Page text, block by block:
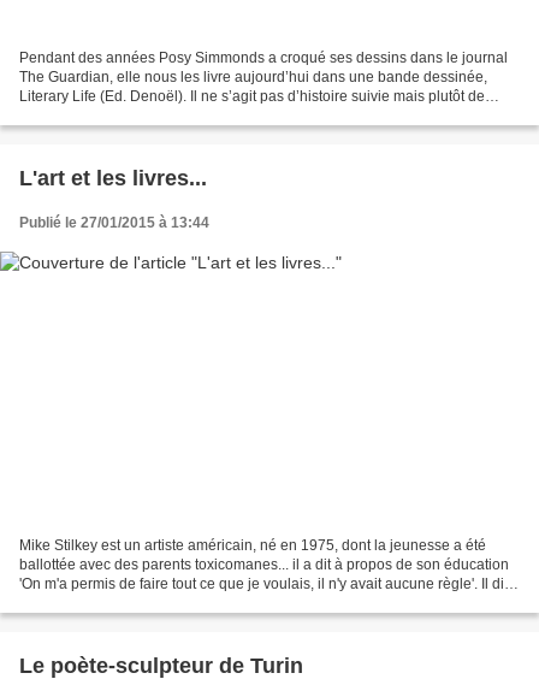
Pendant des années Posy Simmonds a croqué ses dessins dans le journal
The Guardian, elle nous les livre aujourd’hui dans une bande dessinée,
Literary Life (Ed. Denoël). Il ne s’agit pas d’histoire suivie mais plutôt de
L'art et les livres...
Publié le 27/01/2015 à 13:44
Mike Stilkey est un artiste américain, né en 1975, dont la jeunesse a été
ballottée avec des parents toxicomanes... il a dit à propos de son éducation
'On m'a permis de faire tout ce que je voulais, il n'y avait aucune règle'. Il dira
Le poète-sculpteur de Turin